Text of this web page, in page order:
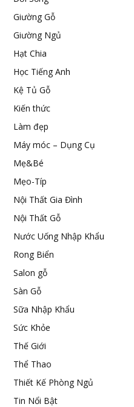
Giường Gỗ
Giường Ngủ
Hạt Chia
Học Tiếng Anh
Kệ Tủ Gỗ
Kiến thức
Làm đẹp
Máy móc – Dụng Cụ
Mẹ&Bé
Mẹo-Típ
Nội Thất Gia Đình
Nội Thất Gỗ
Nước Uống Nhập Khẩu
Rong Biển
Salon gỗ
Sàn Gỗ
Sữa Nhập Khẩu
Sức Khỏe
Thế Giới
Thể Thao
Thiết Kế Phòng Ngủ
Tin Nổi Bật